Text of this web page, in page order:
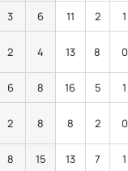
3 6 11 2 1
2 4 13 8 0
6 8 16 5 1
2 8 8 2 0
8 15 13 7 1